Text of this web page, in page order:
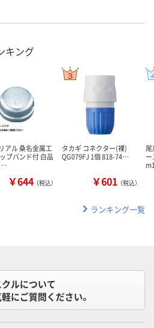
キング
アル 桑名金属工
プバンド付 白品
￥644 （税込）
タカギ コネクター(裸)
QG079FJ 1個 818-74…
￥601 （税込）
ランキング一覧
ルについて
にご質問ください。